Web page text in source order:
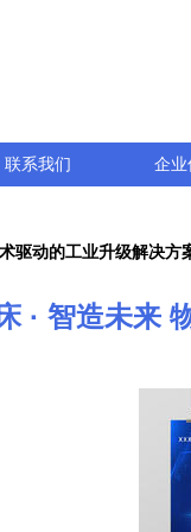
联系我们 企业
驱动的工业升级解决方
· 智造未来